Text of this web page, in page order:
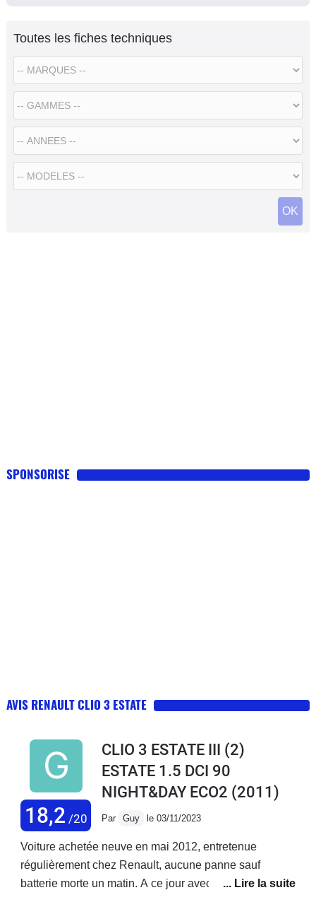
Toutes les fiches techniques
SPONSORISE
AVIS RENAULT CLIO 3 ESTATE
18,2 /20
CLIO 3 ESTATE III (2)
ESTATE 1.5 DCI 90
NIGHT&DAY ECO2 (2011)
Par Guy le 03/11/2023
Voiture achetée neuve en mai 2012, entretenue
régulièrement chez Renault, aucune panne sauf
batterie morte un matin. A ce jour avec 235 000 km au